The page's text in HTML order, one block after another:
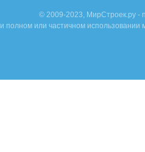
© 2009-2023, МирСтроек.ру -
полном или частичном использовании